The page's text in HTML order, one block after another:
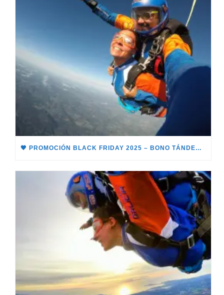
🖤 PROMOCIÓN BLACK FRIDAY 2025 – BONO TÁNDEM 🖤